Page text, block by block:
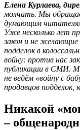
Елена Курлаева,
молчать. Мы
думающим читателям
Уже несколько лет
закон и не
подделок в
войну: против нас
публикации в СМИ.
не ведём «войну с
продавцов
Никакой
–